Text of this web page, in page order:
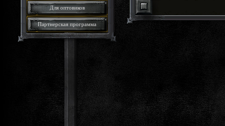
Для оптовиков
Партнерская программа